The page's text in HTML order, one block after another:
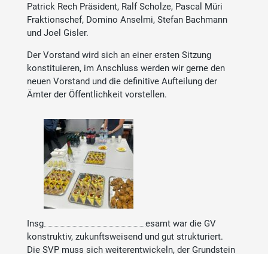
Patrick Rech Präsident, Ralf Scholze, Pascal Müri
Fraktionschef, Domino Anselmi, Stefan Bachmann
und Joel Gisler.
Der Vorstand wird sich an einer ersten Sitzung
konstituieren, im Anschluss werden wir gerne den
neuen Vorstand und die definitive Aufteilung der
Ämter der Öffentlichkeit vorstellen.
Insg
esamt war die GV
konstruktiv, zukunftsweisend und gut strukturiert.
Die SVP muss sich weiterentwickeln, der Grundstein